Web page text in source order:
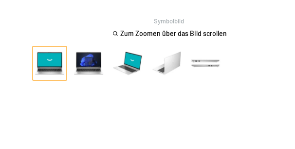
Symbolbild
Zum Zoomen über das Bild scrollen